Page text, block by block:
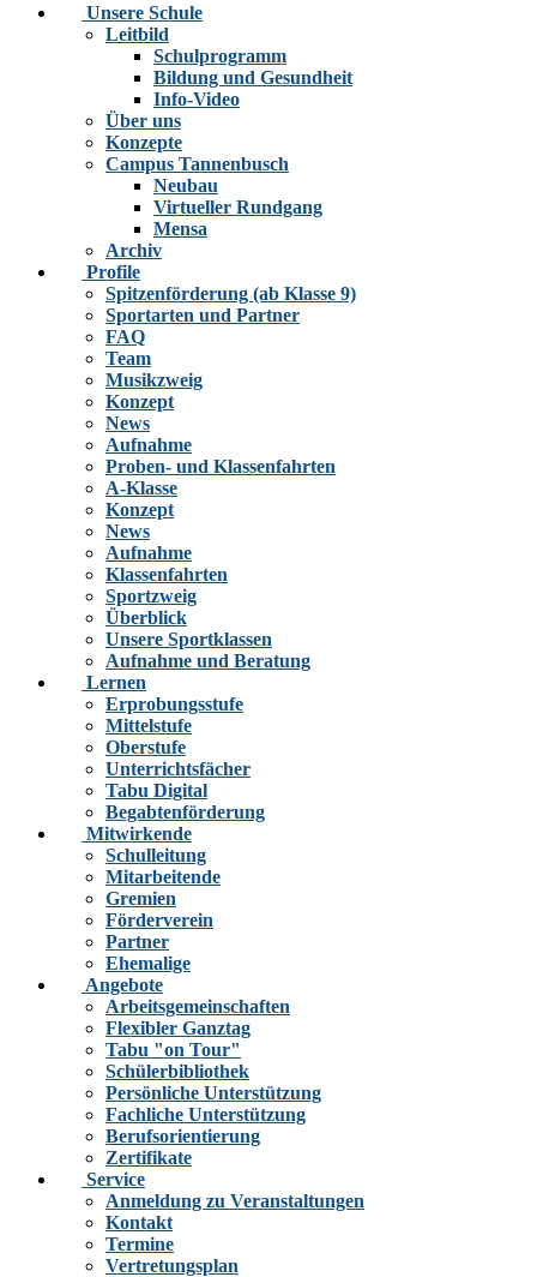
Unsere Schule
Leitbild
Schulprogramm
Bildung und Gesundheit
Info-Video
Über uns
Konzepte
Campus Tannenbusch
Neubau
Virtueller Rundgang
Mensa
Archiv
Profile
Spitzenförderung (ab Klasse 9)
Sportarten und Partner
FAQ
Team
Musikzweig
Konzept
News
Aufnahme
Proben- und Klassenfahrten
A-Klasse
Konzept
News
Aufnahme
Klassenfahrten
Sportzweig
Überblick
Unsere Sportklassen
Aufnahme und Beratung
Lernen
Erprobungsstufe
Mittelstufe
Oberstufe
Unterrichtsfächer
Tabu Digital
Begabtenförderung
Mitwirkende
Schulleitung
Mitarbeitende
Gremien
Förderverein
Partner
Ehemalige
Angebote
Arbeitsgemeinschaften
Flexibler Ganztag
Tabu "on Tour"
Schülerbibliothek
Persönliche Unterstützung
Fachliche Unterstützung
Berufsorientierung
Zertifikate
Service
Anmeldung zu Veranstaltungen
Kontakt
Termine
Vertretungsplan